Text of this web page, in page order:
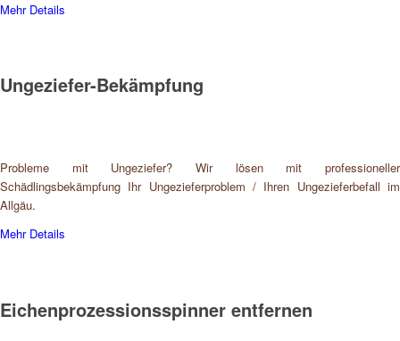
Mehr Details
Ungeziefer-Bekämpfung
Probleme mit Ungeziefer? Wir lösen mit professioneller
Schädlingsbekämpfung Ihr Ungezieferproblem / Ihren Ungezieferbefall im
Allgäu.
Mehr Details
Eichenprozessionsspinner entfernen